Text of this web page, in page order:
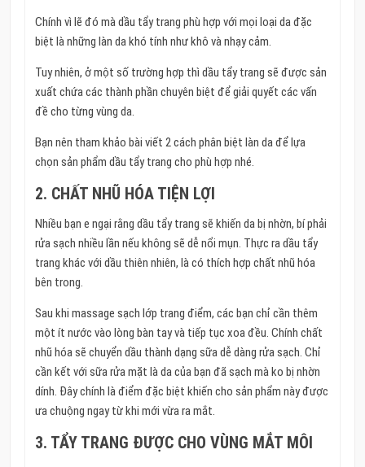
Chính vì lẽ đó mà dầu tẩy trang phù hợp với mọi loại da đặc
biệt là những làn da khó tính như khô và nhạy cảm.
Tuy nhiên, ở một số trường hợp thì dầu tẩy trang sẽ được sản
xuất chứa các thành phần chuyên biệt để giải quyết các vấn
đề cho từng vùng da.
Bạn nên tham khảo bài viết 2 cách phân biệt làn da để lựa
chọn sản phẩm dầu tẩy trang cho phù hợp nhé.
2. CHẤT NHŨ HÓA TIỆN LỢI
Nhiều bạn e ngại rằng dầu tẩy trang sẽ khiến da bị nhờn, bí phải
rửa sạch nhiều lần nếu không sẽ dễ nổi mụn. Thực ra dầu tẩy
trang khác với dầu thiên nhiên, là có thích hợp chất nhũ hóa
bên trong.
Sau khi massage sạch lớp trang điểm, các bạn chỉ cần thêm
một ít nước vào lòng bàn tay và tiếp tục xoa đều. Chính chất
nhũ hóa sẽ chuyển dầu thành dạng sữa dễ dàng rửa sạch. Chỉ
cần kết với sữa rửa mặt là da của bạn đã sạch mà ko bị nhờn
dính. Đây chính là điểm đặc biệt khiến cho sản phẩm này được
ưa chuộng ngay từ khi mới vừa ra mắt.
3. TẨY TRANG ĐƯỢC CHO VÙNG MẮT MÔI